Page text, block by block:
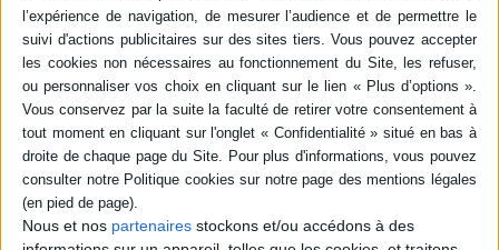
Nous et nos partenaires stockons et/ou accédons à des
11,00 €
En stock *
*stock limité
AJOUTER AU PANIER
AJOUTER AU PANIER